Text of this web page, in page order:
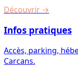
Découvrir →
Infos pratiques
Accès, parking,
Carcans.